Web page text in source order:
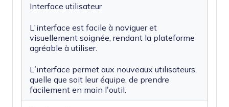
Interface utilisateur
L'interface est facile à naviguer et
visuellement soignée, rendant la plateforme
agréable à utiliser.
L’interface permet aux nouveaux utilisateurs,
quelle que soit leur équipe, de prendre
facilement en main l’outil.